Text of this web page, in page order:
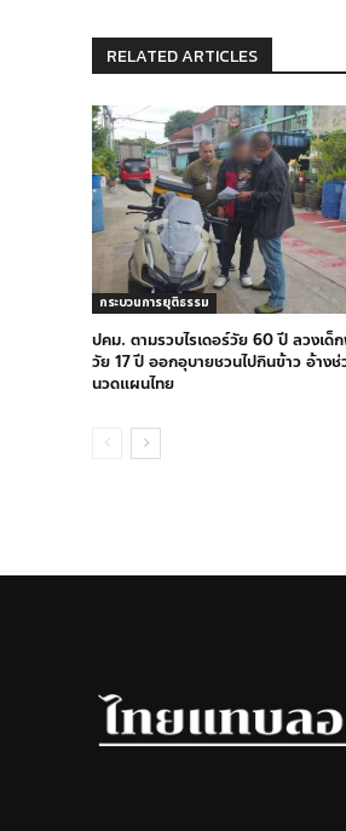
RELATED ARTICLES
กระบวนการยุติธรรม
ปคม. ตามรวบไรเดอร์วัย 60 ปี ลวงเด็
วัย 17 ปี ออกอุบายชวนไปกินข้าว อ้าง
นวดแผนไทย